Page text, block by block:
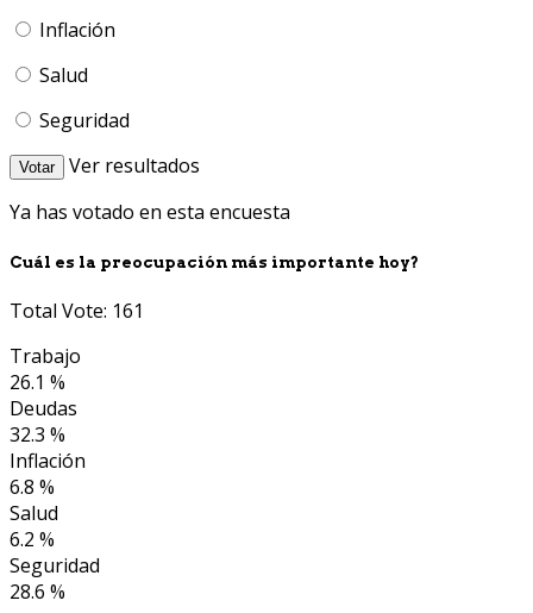
Inflación
Salud
Seguridad
Votar
Ver resultados
Ya has votado en esta encuesta
Cuál es la preocupación más importante hoy?
Total Vote: 161
Trabajo
26.1 %
Deudas
32.3 %
Inflación
6.8 %
Salud
6.2 %
Seguridad
28.6 %